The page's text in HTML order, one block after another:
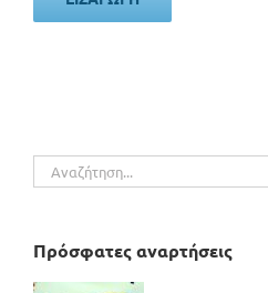
Αναζήτηση
για:
Πρόσφατες αναρτήσεις